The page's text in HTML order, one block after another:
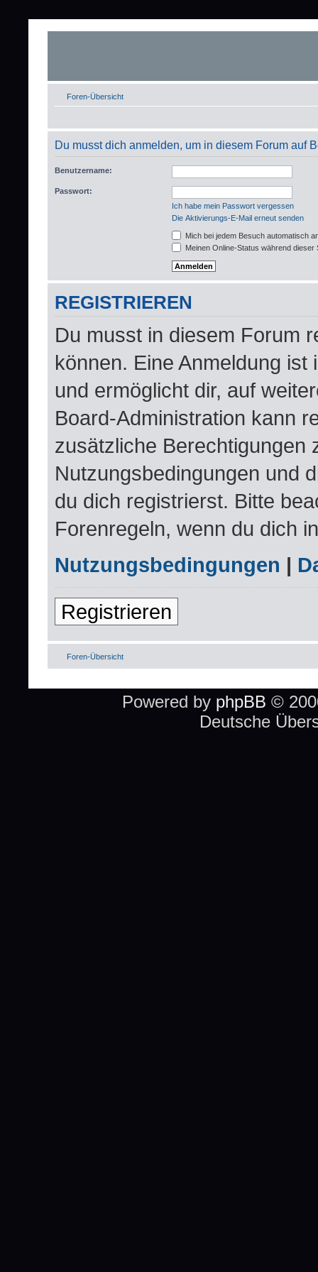
Foren-Übersicht
Du musst dich anmelden, um in diesem Forum auf
Benutzername:
Passwort:
Ich habe mein Passwort vergessen
Die Aktivierungs-E-Mail erneut senden
Mich bei jedem Besuch automatisch
Meinen Online-Status während dieser
REGISTRIEREN
Du musst in diesem Forum
können. Eine Anmeldung
und ermöglicht dir, auf
Board-Administration kann
zusätzliche Berechtigungen
Nutzungsbedingungen und
du dich registrierst. Bitte
Forenregeln, wenn du dich
Nutzungsbedingungen |
Registrieren
Foren-Übersicht
Powered by phpBB ©
Deutsche